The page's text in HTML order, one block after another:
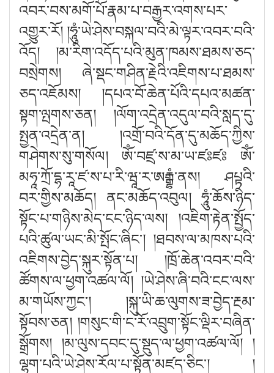
འབར་བས་མགོ་པོ་རྣམ་པ་བརྒྱར་འགས་པར་
འགྱུར་རོ། །ཧཱུཾ་ཡེ་ཤེས་བསྐལ་བའི་མེ་ལྟར་འབར་བའི་
འོད། །མ་རིག་འདོད་པའི་མུན་ཁམས་ཐམས་ཅད་
བསྲེགས། ཞེ་སྡང་གཤིན་རྗེའི་འཇིགས་པ་ཐམས་
ཅད་འཇོམས། །དཔའ་བོ་ཆེན་པོའི་དཔའ་མཚན་
སྟག་ལྤགས་ཅན། །ལོག་འདྲེན་འདུལ་བའི་སླད་དུ་
སྤྱན་འདྲེན་ན། །འགྲོ་བའི་དོན་དུ་མཆོད་ཀྱིས་
གཤེགས་སུ་གསོལ། ཨོཾ་བཛྲ་ས་མ་ཡ་ཛཛཿ ཨོཾ་
མཧཱ་ཀྲོ་དྷ་རཱ་ཛ་ས་པ་རི་ཝཱ་ར་ཨརྒྷཾ་ནས། ཤཔྟའི་
བར་གྱིས་མཆོད། ནང་མཆོད་འབུལ། ཧཱུཾ་ཆོས་ཉིད་
སྟོང་པ་གཉིས་མེད་ངང་ཉིད་ལས། །འཇིག་རྟེན་སྤྱོད་
པའི་ཚུལ་ཡང་མི་སྤོང་ཞིང༌། །ཐབས་ལ་མཁས་པའི་
འཇིགས་བྱེད་སྐུར་སྟོན་པ། །ཁྲོ་ཆེན་འབར་བའི་
ཚོགས་ལ་ཕྱག་འཚལ་ལོ། །ཡེ་ཤེས་ཞི་བའི་ངང་ལས་
མ་གཡོས་ཀྱང༌། །སྐུ་ཡི་ཆ་ལུགས་ཟ་བྱེད་རྔམ་
སྟོབས་ཅན། །གསུང་གི་ང་རོ་འབྲུག་སྟོང་ལྡིར་བཞིན་
སྒྲོགས། །མ་ལུས་དབང་དུ་སྡུད་ལ་ཕྱག་འཚལ་ལོ། །
ལྷག་པའི་ཡེ་ཤེས་རོལ་པ་སྟོན་མཛད་ཅིང༌། །